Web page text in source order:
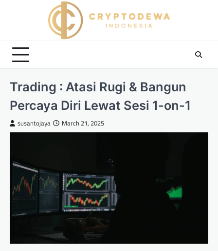
Trading : Atasi Rugi & Bangun
Percaya Diri Lewat Sesi 1-on-1
susantojaya March 21, 2025